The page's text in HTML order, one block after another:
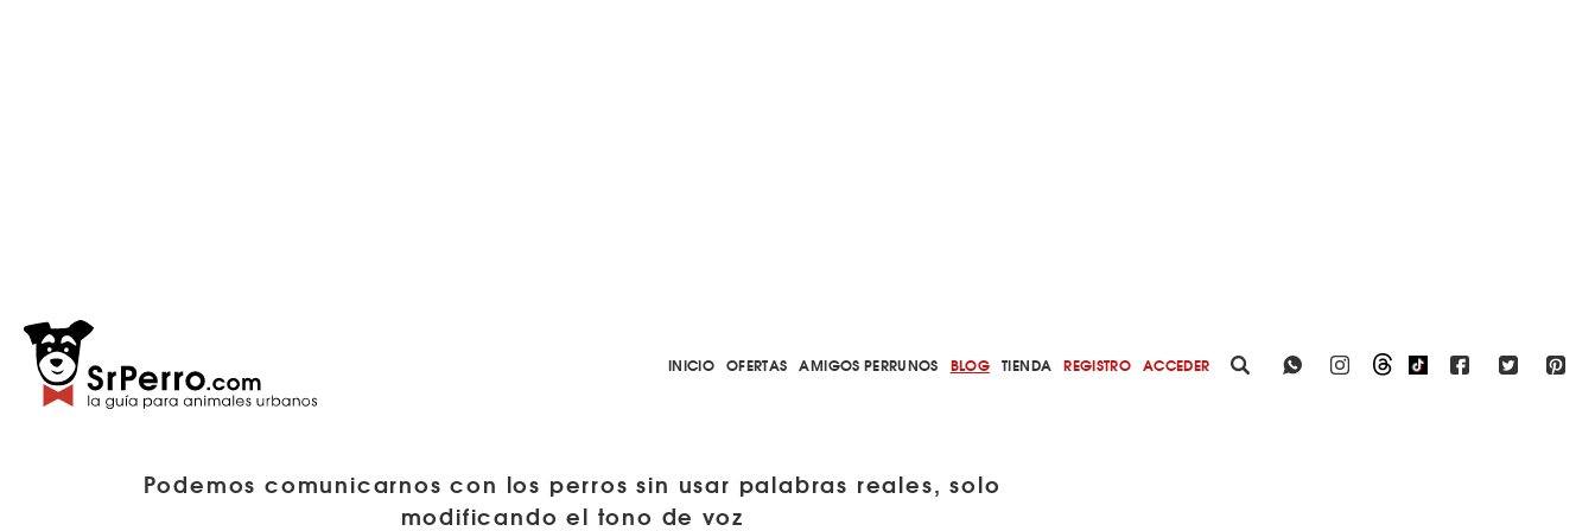
INICIO OFERTAS AMIGOS PERRUNOS BLOG TIENDA REGISTRO ACCEDER
Podemos comunicarnos con los perros sin usar palabras reales, solo
modificando el tono de voz